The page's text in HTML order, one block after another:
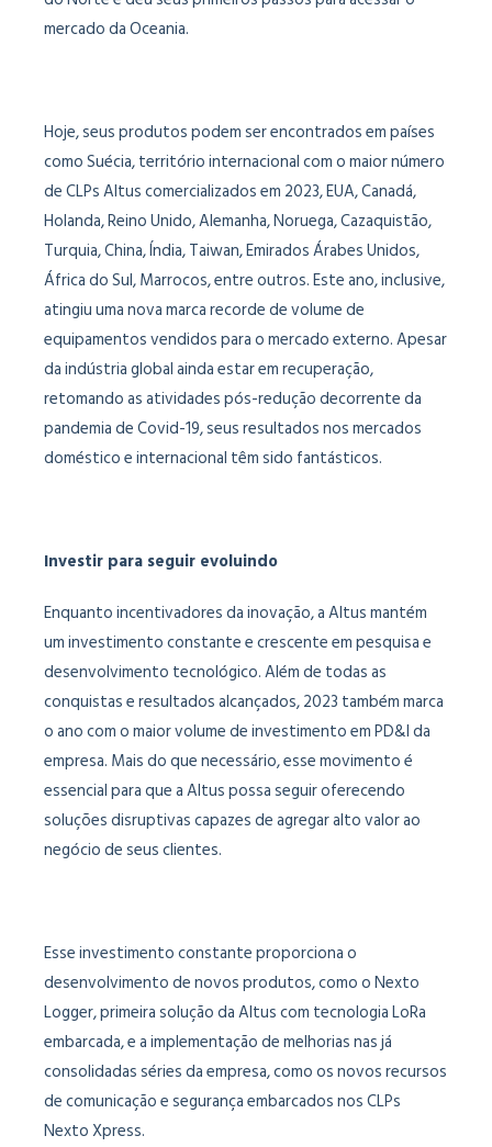
mercado da Oceania.
Hoje, seus produtos podem ser encontrados em países
como Suécia, território internacional com o maior número
de CLPs Altus comercializados em 2023, EUA, Canadá,
Holanda, Reino Unido, Alemanha, Noruega, Cazaquistão,
Turquia, China, Índia, Taiwan, Emirados Árabes Unidos,
África do Sul, Marrocos, entre outros. Este ano, inclusive,
atingiu uma nova marca recorde de volume de
equipamentos vendidos para o mercado externo. Apesar
da indústria global ainda estar em recuperação,
retomando as atividades pós-redução decorrente da
pandemia de Covid-19, seus resultados nos mercados
doméstico e internacional têm sido fantásticos.
Investir para seguir evoluindo
Enquanto incentivadores da inovação, a Altus mantém
um investimento constante e crescente em pesquisa e
desenvolvimento tecnológico. Além de todas as
conquistas e resultados alcançados, 2023 também marca
o ano com o maior volume de investimento em PD&I da
empresa. Mais do que necessário, esse movimento é
essencial para que a Altus possa seguir oferecendo
soluções disruptivas capazes de agregar alto valor ao
negócio de seus clientes.
Esse investimento constante proporciona o
desenvolvimento de novos produtos, como o Nexto
Logger, primeira solução da Altus com tecnologia LoRa
embarcada, e a implementação de melhorias nas já
consolidadas séries da empresa, como os novos recursos
de comunicação e segurança embarcados nos CLPs
Nexto Xpress.